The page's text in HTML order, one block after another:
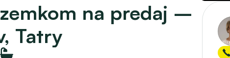
na predaj –
Tatry